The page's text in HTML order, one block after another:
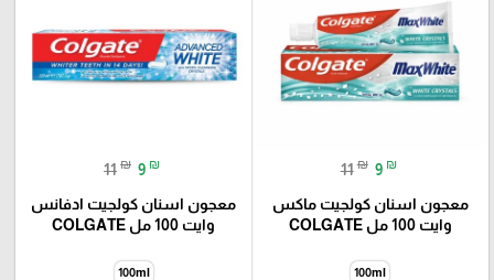
11 ₪ 9 ₪
معجون اسنان كولجيت ماكس
وایت 100 مل COLGATE
100ml
11 ₪ 9 ₪
معجون اسنان كولجيت ادفانس
وایت 100 مل COLGATE
100ml